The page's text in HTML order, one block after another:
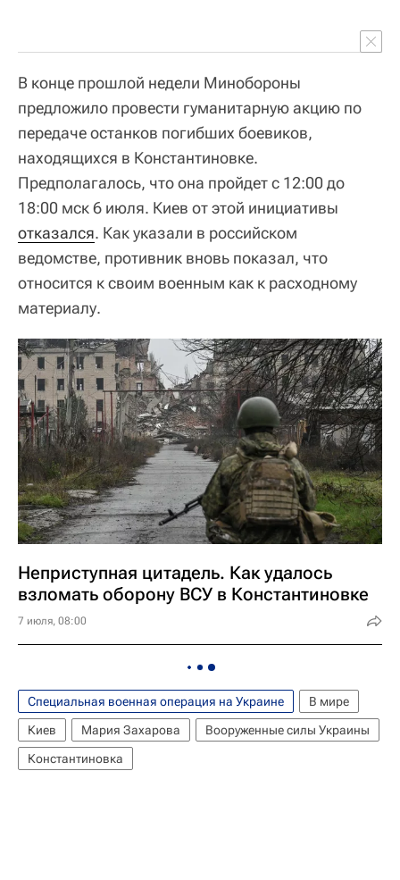
В конце прошлой недели Минобороны
предложило провести гуманитарную акцию по
передаче останков погибших боевиков,
находящихся в Константиновке.
Предполагалось, что она пройдет с 12:00 до
18:00 мск 6 июля. Киев от этой инициативы
отказался. Как указали в российском
ведомстве, противник вновь показал, что
относится к своим военным как к расходному
материалу.
Неприступная цитадель. Как удалось
взломать оборону ВСУ в Константиновке
7 июля, 08:00
Специальная военная операция на Украине
В мире
Киев
Мария Захарова
Вооруженные силы Украины
Константиновка